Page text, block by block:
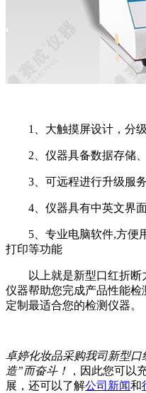
1 、大触摸屏设计，分
2 、仪器具备数据存储
3 、可远程进行升级服务
4 、仪器具有中英文界
5 、专业电脑软件,方便
打印等功能
以上就是新型口红折断
仪器帮助您完成产品性能
定制最适合您的检测仪器。
卓婷化妆品采购我司新型
造”而奋斗！
，因此您可以
展，还可以了解公司新闻和